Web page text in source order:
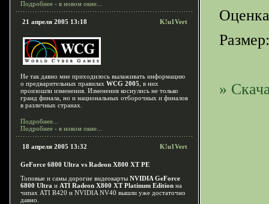
Подробнее - в новом окне...
21 апреля 2005 13:18 K!u1Vert
Не так давно мне приходилось вылаживать информацию
о предварительных правилах WCG 2005 , в них
произошли изменения. Изменения коснулись не только
гранд финала, но и национальных отборочных и финалов
в различных странах.
Подробнее...
Подробнее - в новом окне...
18 апреля 2005 13:32 K!u1Vert
GeForce 6800 Ultra vs Radeon X800 XT PE
Топовые и самы дорогие видеокарты NVIDIA GeForce
6800 Ultra и ATI Radeon X800 XT Platinum Edition на
чипах ATI R420 и NVIDIA NV40 вышли уже достаточно
давно.
»